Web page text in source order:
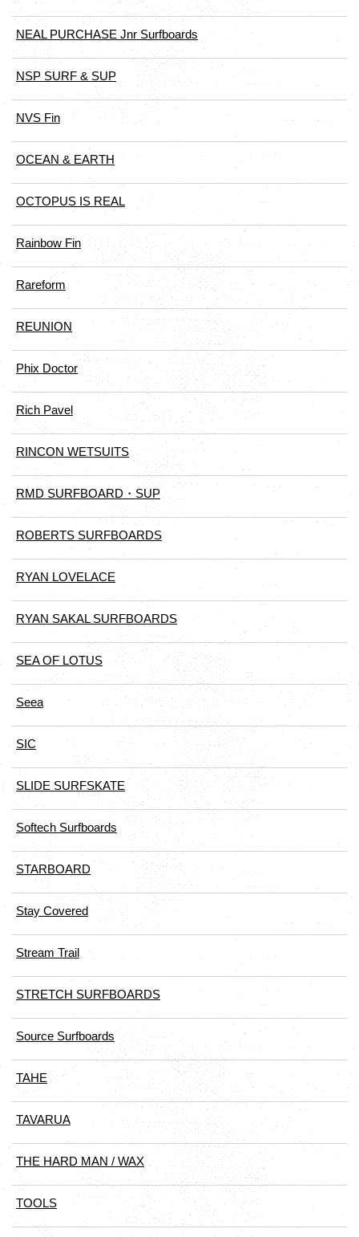
NEAL PURCHASE Jnr Surfboards
NSP SURF & SUP
NVS Fin
OCEAN & EARTH
OCTOPUS IS REAL
Rainbow Fin
Rareform
REUNION
Phix Doctor
Rich Pavel
RINCON WETSUITS
RMD SURFBOARD・SUP
ROBERTS SURFBOARDS
RYAN LOVELACE
RYAN SAKAL SURFBOARDS
SEA OF LOTUS
Seea
SIC
SLIDE SURFSKATE
Softech Surfboards
STARBOARD
Stay Covered
Stream Trail
STRETCH SURFBOARDS
Source Surfboards
TAHE
TAVARUA
THE HARD MAN / WAX
TOOLS